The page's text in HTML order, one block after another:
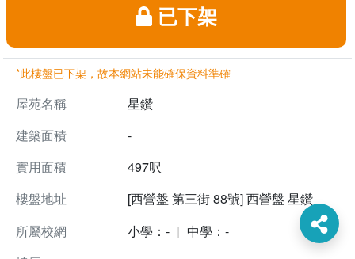
已下架
*此樓盤已下架，故本網站未能確保資料準確
屋苑名稱
星鑽
建築面積
-
實用面積
497呎
樓盤地址
[西營盤 第三街 88號] 西營盤 星鑽
所屬校網
小學：-
中學：-